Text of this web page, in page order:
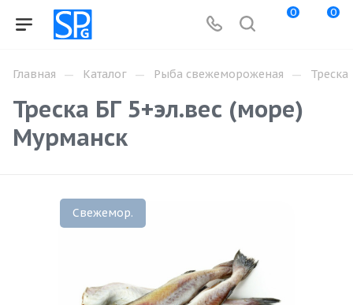
0 0
Главная — Каталог — Рыба свежемороженая — Треска
Треска БГ 5+эл.вес (море)
Мурманск
Свежемор.